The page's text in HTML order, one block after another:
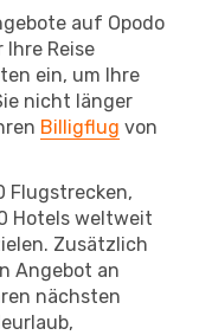
auf Opodo
Reise
ein, um Ihre
nicht länger
Billigflug von
Flugstrecken,
Hotels weltweit
Zusätzlich
Angebot an
nächsten